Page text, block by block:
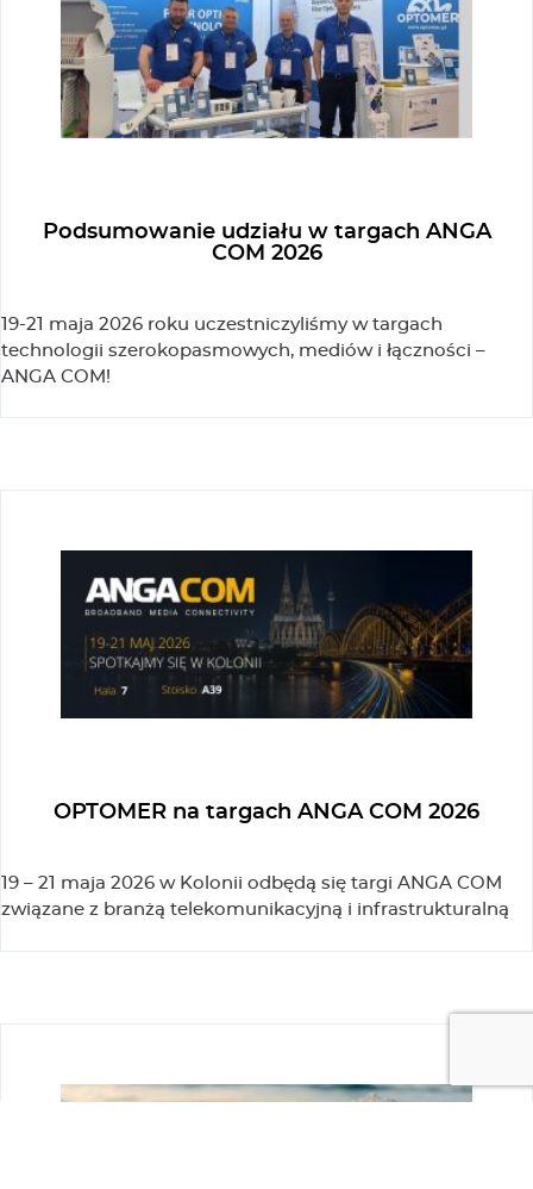
Podsumowanie udziału w targach ANGA
COM 2026
19-21 maja 2026 roku uczestniczyliśmy w targach
technologii szerokopasmowych, mediów i łączności –
ANGA COM!
OPTOMER na targach ANGA COM 2026
19 – 21 maja 2026 w Kolonii odbędą się targi ANGA COM
związane z branżą telekomunikacyjną i infrastrukturalną